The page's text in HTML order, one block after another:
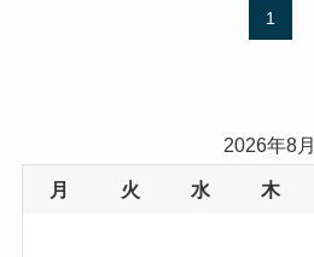
1
2026年8月
月 火 水 木